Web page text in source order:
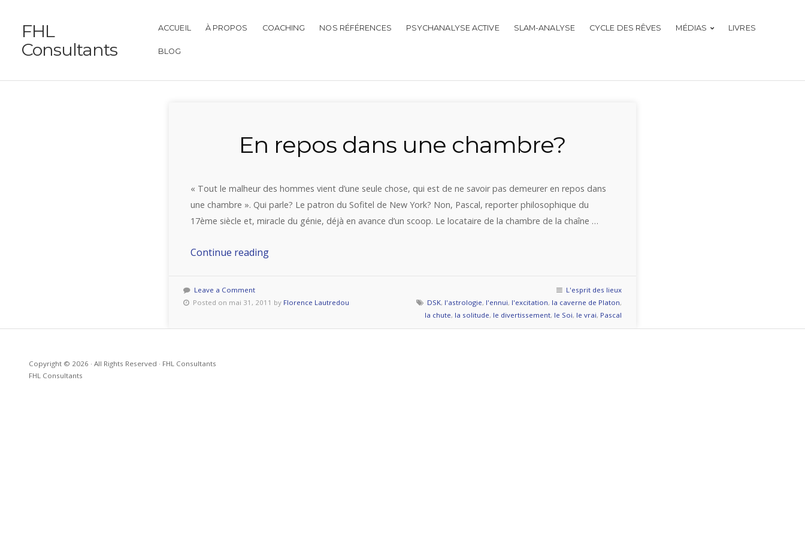
FHL
Consultants
ACCUEIL À PROPOS COACHING NOS RÉFÉRENCES PSYCHANALYSE ACTIVE SLAM-ANALYSE CYCLE DES RÊVES MÉDIAS LIVRES
BLOG
En repos dans une chambre?
« Tout le malheur des hommes vient d’une seule chose, qui est de ne savoir pas demeurer en repos dans
une chambre ». Qui parle? Le patron du Sofitel de New York? Non, Pascal, reporter philosophique du
17ème siècle et, miracle du génie, déjà en avance d’un scoop. Le locataire de la chambre de la chaîne …
Continue reading« En
une
Leave a Comment
Posted on mai 31, 2011 by Florence Lautredou
L'esprit des lieux
DSK, l'astrologie, l'ennui, l'excitation, la caverne de Platon,
la chute, la solitude, le divertissement, le Soi, le vrai, Pascal
Copyright © 2026 · All Rights Reserved · FHL Consultants
FHL Consultants